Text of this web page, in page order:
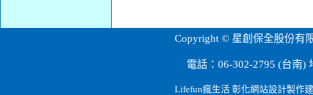
Copyright © 星創保全股份有
電話：06-302-2795 (台南)
Lifefun瘋生活 彰化網站設計製作